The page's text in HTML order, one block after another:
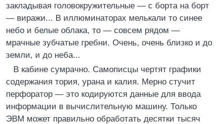
закладывая головокружительные — с борта на борт
— виражи... В иллюминаторах мелькали то синее
небо и белые облака, то — совсем рядом —
мрачные зубчатые гребни. Очень, очень близко и до
земли, и до неба...
В кабине сумрачно. Самописцы чертят графики
содержания тория, урана и калия. Мерно стучит
перфоратор — это кодируются данные для ввода
информации в вычислительную машину. Только
ЭВМ может правильно обработать десятки тысяч